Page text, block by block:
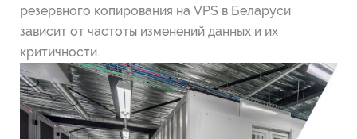
резервного копирования на VPS в Беларуси
зависит от частоты изменений данных и их
критичности.